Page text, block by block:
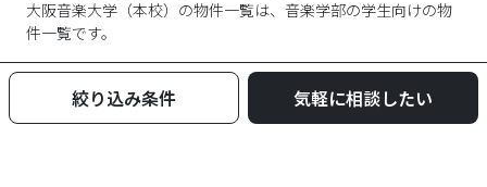
大阪音楽大学 （本校）の物件一覧は、 音楽学部の学生向けの物
件一覧です。
絞り込み条件 気軽に相談したい